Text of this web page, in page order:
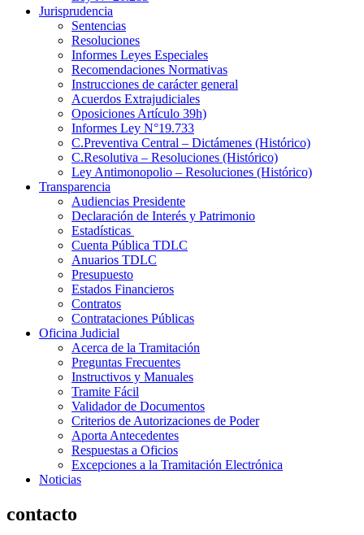
Jurisprudencia
Sentencias
Resoluciones
Informes Leyes Especiales
Recomendaciones Normativas
Instrucciones de carácter general
Acuerdos Extrajudiciales
Oposiciones Artículo 39h)
Informes Ley N°19.733
C.Preventiva Central – Dictámenes (Histórico)
C.Resolutiva – Resoluciones (Histórico)
Ley Antimonopolio – Resoluciones (Histórico)
Transparencia
Audiencias Presidente
Declaración de Interés y Patrimonio
Estadísticas
Cuenta Pública TDLC
Anuarios TDLC
Presupuesto
Estados Financieros
Contratos
Contrataciones Públicas
Oficina Judicial
Acerca de la Tramitación
Preguntas Frecuentes
Instructivos y Manuales
Tramite Fácil
Validador de Documentos
Criterios de Autorizaciones de Poder
Aporta Antecedentes
Respuestas a Oficios
Excepciones a la Tramitación Electrónica
Noticias
contacto